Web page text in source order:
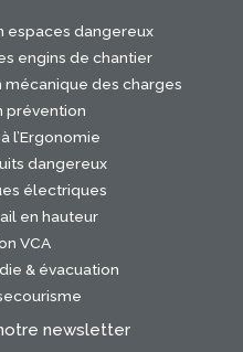
espaces dangereux
engins de chantier
des charges
prévention
l’Ergonomie
dangereux
électriques
en hauteur
VCA
& évacuation
newsletter